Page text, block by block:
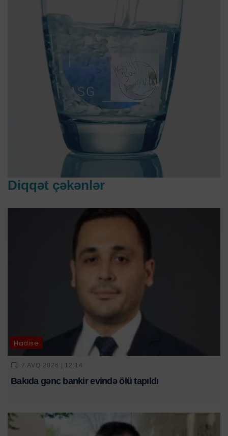
Diqqət çəkənlər
Hadisə
7 AVQ 2026 | 12:14
Bakıda gənc bankir evində ölü tapıldı